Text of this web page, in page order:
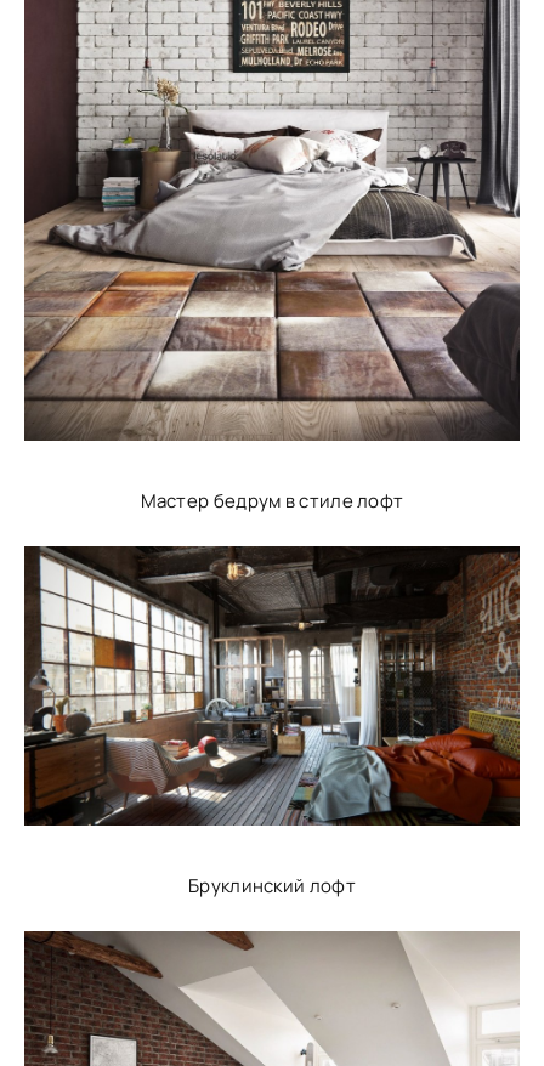
Мастер бедрум в стиле лофт
Бруклинский лофт